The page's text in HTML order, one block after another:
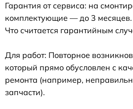
Гарантия от сервиса: на
комплектующие — до 3 месяцев.
Что считается гарантийным
Для работ: Повторное
который прямо обусловлен с
ремонта (например,
запчасти).